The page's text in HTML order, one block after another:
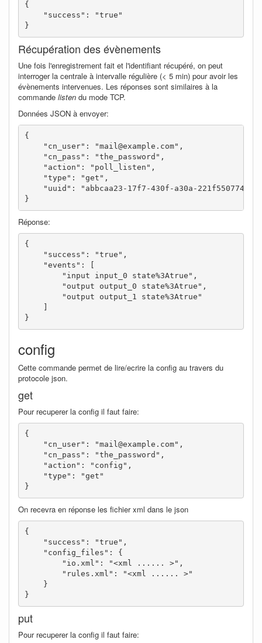
{
    "success": "true"
}
Récupération des évènements
Une fois l'enregistrement fait et l'identifiant récupéré, on peut
interroger la centrale à intervalle régulière (< 5 min) pour avoir les
évènements intervenues. Les réponses sont similaires à la
commande listen du mode TCP.
Données JSON à envoyer:
{
    "cn_user": "mail@example.com",
    "cn_pass": "the_password",
    "action": "poll_listen",
    "type": "get",
    "uuid": "abbcaa23-17f7-430f-a30a-221f55077408"
}
Réponse:
{
    "success": "true",
    "events": [
        "input input_0 state%3Atrue",
        "output output_0 state%3Atrue",
        "output output_1 state%3Atrue"
}
config
Cette commande permet de lire/ecrire la config au travers du
protocole json.
get
Pour recuperer la config il faut faire:
{
    "cn_user": "mail@example.com",
    "cn_pass": "the_password",
    "action": "config",
    "type": "get"
}
On recevra en réponse les fichier xml dans le json
{
    "success": "true",
    "config_files": {
        "io.xml": "<xml ...... >",
        "rules.xml": "<xml ...... >"
    }
}
put
Pour recuperer la config il faut faire: